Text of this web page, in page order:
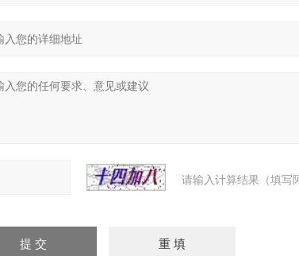
请输入计算结果（填写